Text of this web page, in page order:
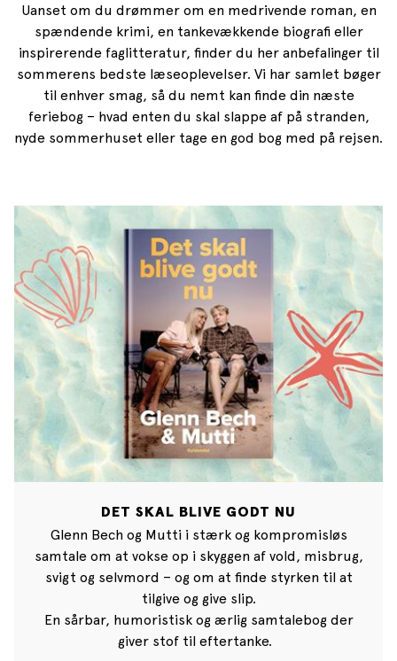
Uanset om du drømmer om en medrivende roman, en
spændende krimi, en tankevækkende biografi eller
inspirerende faglitteratur, finder du her anbefalinger til
sommerens bedste læseoplevelser. Vi har samlet bøger
til enhver smag, så du nemt kan finde din næste
feriebog – hvad enten du skal slappe af på stranden,
nyde sommerhuset eller tage en god bog med på rejsen.
DET SKAL BLIVE GODT NU
Glenn Bech og Mutti i stærk og kompromisløs
samtale om at vokse op i skyggen af vold, misbrug,
svigt og selvmord – og om at finde styrken til at
tilgive og give slip.
En sårbar, humoristisk og ærlig samtalebog der
giver stof til eftertanke.